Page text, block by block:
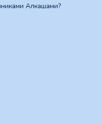
Алкашами?